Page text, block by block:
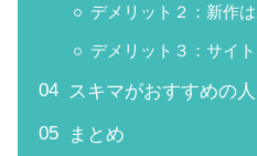
デメリット２：新作
デメリット３：サイ
スキマがおすすめの人
まとめ